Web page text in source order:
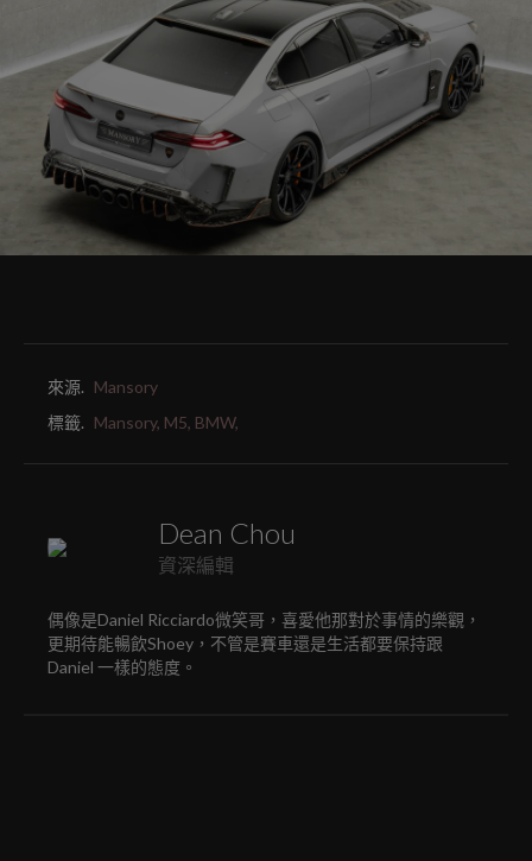
來源. Mansory
標籤. Mansory, M5, BMW,
Dean Chou
資深編輯
偶像是Daniel Ricciardo微笑哥，喜愛他那對於事情的樂觀，
更期待能暢飲Shoey，不管是賽車還是生活都要保持跟
Daniel 一樣的態度。